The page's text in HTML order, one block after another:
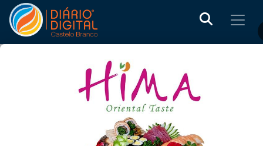
ECONOMIA